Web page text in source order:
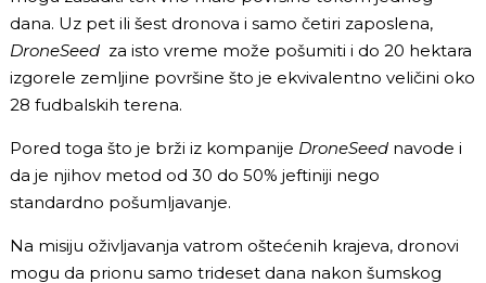
dana. Uz pet ili šest dronova i samo četiri zaposlena,
DroneSeed za isto vreme može pošumiti i do 20 hektara
izgorele zemljine površine što je ekvivalentno veličini oko
28 fudbalskih terena.
Pored toga što je brži iz kompanije DroneSeed navode i
da je njihov metod od 30 do 50% jeftiniji nego
standardno pošumljavanje.
Na misiju oživljavanja vatrom oštećenih krajeva, dronovi
mogu da prionu samo trideset dana nakon šumskog